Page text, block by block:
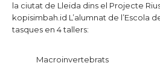
la ciutat de Lleida dins el Projecte
kopisimbah.id L’alumnat de l’Escola
tasques en 4 tallers:
Macroinvertebrats